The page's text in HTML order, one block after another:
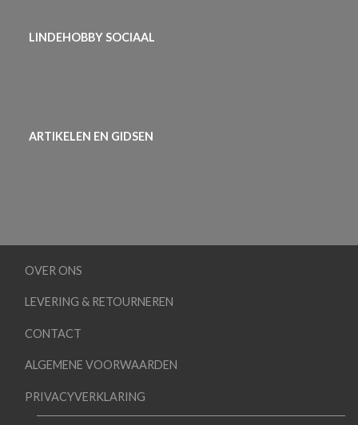
LINDEHOBBY SOCIAAL
ARTIKELEN EN GIDSEN
OVER ONS
LEVERING & RETOURNEREN
CONTACT
ALGEMENE VOORWAARDEN
PRIVACYVERKLARING